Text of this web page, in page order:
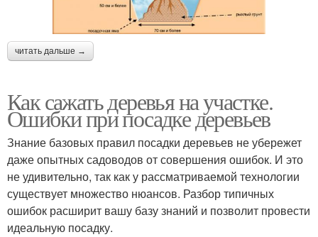
читать дальше →
Как сажать деревья на участке.
Ошибки при посадке деревьев
Знание базовых правил посадки деревьев не убережет
даже опытных садоводов от совершения ошибок. И это
не удивительно, так как у рассматриваемой технологии
существует множество нюансов. Разбор типичных
ошибок расширит вашу базу знаний и позволит провести
идеальную посадку.